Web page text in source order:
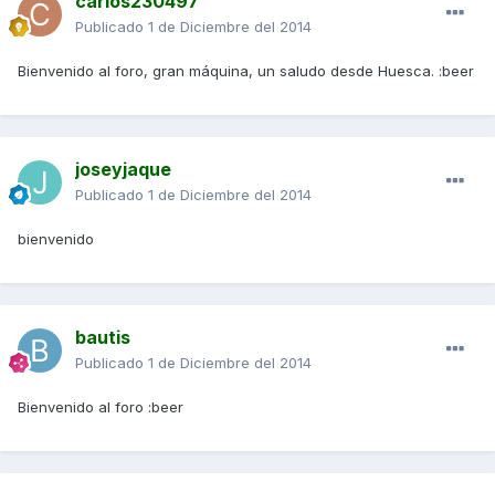
Publicado 1 de Diciembre del 2014
Bienvenido al foro, gran máquina, un saludo desde Huesca. :beer
joseyjaque
Publicado 1 de Diciembre del 2014
bienvenido
bautis
Publicado 1 de Diciembre del 2014
Bienvenido al foro :beer